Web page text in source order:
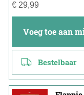
€29,99
Voeg toe aan
Bestelbaar